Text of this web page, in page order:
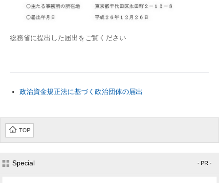
総務省に提出した届出をご覧ください
政治資金規正法に基づく政治団体の届出
TOP
Special - PR -